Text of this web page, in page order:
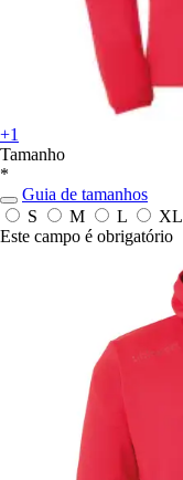
+1
Tamanho
*
Guia de tamanhos
S
M L XL
Este campo é obrigatório